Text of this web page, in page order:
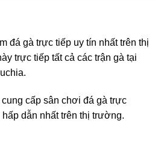
đá gà trực tiếp uy tín nhất trên thị
trực tiếp tất cả các trận gà tại
cấp sân chơi đá gà trực
dẫn nhất trên thị trường.